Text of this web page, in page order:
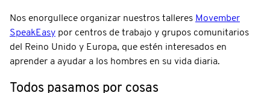
Nos enorgullece organizar nuestros talleres Movember
SpeakEasy por centros de trabajo y grupos comunitarios
del Reino Unido y Europa, que estén interesados en
aprender a ayudar a los hombres en su vida diaria.
Todos pasamos por cosas